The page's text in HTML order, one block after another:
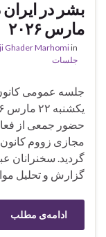
مارس ۲۰۲۶
Ghader Marhomiin
جلسات
جلسه عمومی کانون
حضور جمعی از
مجازی زووم کانون
گزارش و تحلیل
ادامه‌ی مطلب